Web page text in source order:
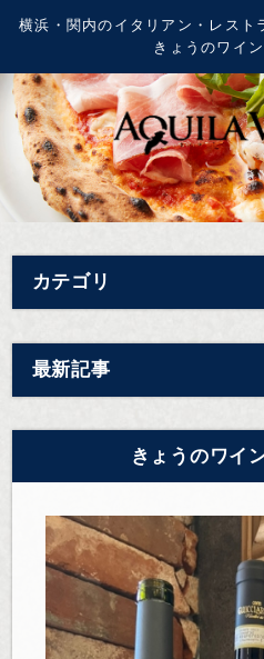
横浜・関内のイタリアン・レスト
きょうのワイ
カテゴリ
最新記事
きょうのワイ